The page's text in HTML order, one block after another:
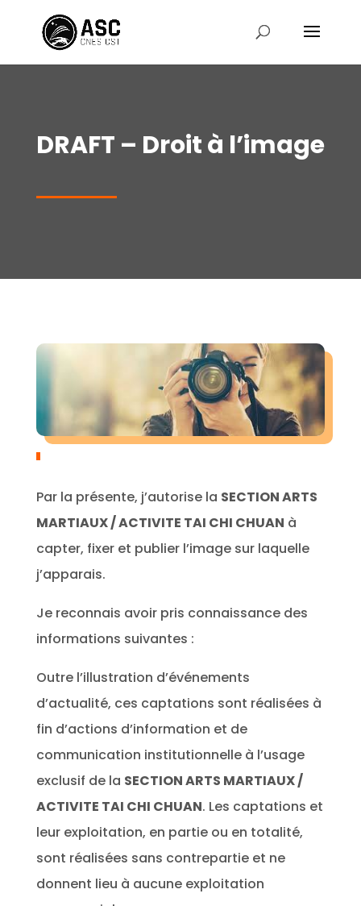
DRAFT – Droit à l’image
Par la présente, j’autorise la SECTION ARTS
MARTIAUX / ACTIVITE TAI CHI CHUAN à
capter, fixer et publier l’image sur laquelle
j’apparais.
Je reconnais avoir pris connaissance des
informations suivantes :
Outre l’illustration d’événements
d’actualité, ces captations sont réalisées à
fin d’actions d’information et de
communication institutionnelle à l’usage
exclusif de la SECTION ARTS MARTIAUX /
ACTIVITE TAI CHI CHUAN. Les captations et
leur exploitation, en partie ou en totalité,
sont réalisées sans contrepartie et ne
donnent lieu à aucune exploitation